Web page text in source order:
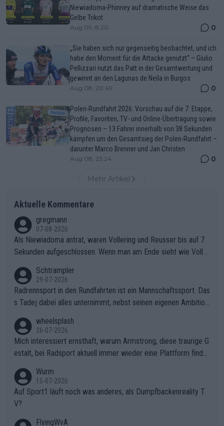
Niewiadoma-Phinney auf dramatische Weise das
Gelbe Trikot
Aug 09, 8:20 0
„Sie haben sich nur gegenseitig beobachtet, und ich
habe den Moment für die Attacke genutzt“ – Giulio
Pellizzari nutzt das Patt in der Gesamtwertung und
gewinnt an den Lagunas de Neila in Burgos
Aug 08, 20:49 0
Polen-Rundfahrt 2026: Vorschau auf die 7. Etappe,
Profile, Favoriten, TV- und Online-Übertragung sowie
Prognosen – 13 Fahrer innerhalb von 38 Sekunden
kämpfen um den Gesamtsieg der Polen-Rundfahrt –
darunter Marco Brenner und Jan Christen
Aug 08, 23:24 0
Mehr Artikel
Aktuelle Kommentare
gregmann
07-08-2026
Als Niewiadoma antrat, waren Vollering und Reusser bis auf 7
Sekunden aufgeschlossen. Wenn man am Ende sieht wie Voller
ering die 7 Sekunden zu Niewiadoma nicht geschlossen hat un
d den Abstand hat anwachsen lassen. Ein schwerer taktischer
Fehler, der den Tour Sieg kosten wird.Diese Beobachtung trifft
Zögerlichkeit von Demi Vollering in diesem Moment war das e
ntscheidende Puzzleteil, das Katarzyna Niewiadoma die Tür z
um Gelben Trikot geöffnet hat.Das taktische Dilemma am Mon
t VentouxDie psychologische Falle: Vollering spekulierte in die
ser Phase darauf, dass Marlen Reusser im Gelben Trikot die N
achführarbeit leistet, um ihre Gesamtführung zu verteidigen.De
r Pokereinsatz: Anstatt die verbleibenden 7 Sekunden sofort s
elbst zuzufahren, verließ sich Vollering zu lange auf die Tempo
arbeit anderer.Niewiadomas Momentum: Niewiadoma nutzte g
Schtrampler
29-07-2026
Radrennsport in den Rundfahrten ist ein Mannschaftssport. Das
s Tadej dabei alles unternimmt, nebst seinen eigenen Ambition
ganze Team auch mental stark zu machen und konkret am Erf
olg teilzuhaben, ist ihm ganz hoch anzurechnen. Das ist ein Zei
chen weit über den Radsport hinaus.
wheelsplash
26-07-2026
Mich interessiert ernsthaft, warum Armstrong, diese traurige G
estalt, bei Radsport aktuell immer wieder eine Plattform finde
Wurm
15-07-2026
Auf Sport1 läuft noch was anderes, als Dumpfbackenreality T
V?
FlyingWvA